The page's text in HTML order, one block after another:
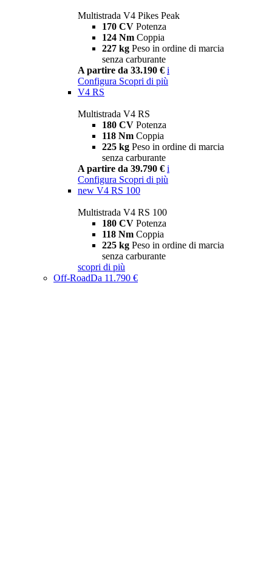
Multistrada V4 Pikes Peak
170 CV Potenza
124 Nm Coppia
227 kg Peso in ordine di marcia
senza carburante
A partire da 33.190 € i
Configura Scopri di più
V4 RS
Multistrada V4 RS
180 CV Potenza
118 Nm Coppia
225 kg Peso in ordine di marcia
senza carburante
A partire da 39.790 € i
Configura Scopri di più
new V4 RS 100
Multistrada V4 RS 100
180 CV Potenza
118 Nm Coppia
225 kg Peso in ordine di marcia
senza carburante
scopri di più
Off-RoadDa 11.790 €